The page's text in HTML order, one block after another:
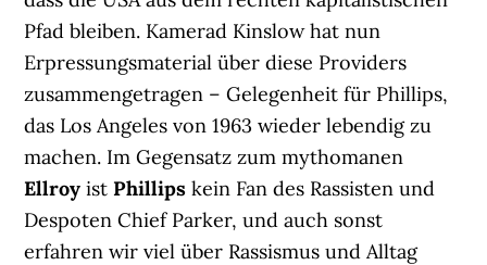
Pfad bleiben. Kamerad Kinslow hat nun
Erpressungsmaterial über diese Providers
zusammengetragen – Gelegenheit für Phillips,
das Los Angeles von 1963 wieder lebendig zu
machen. Im Gegensatz zum mythomanen
EllroyistPhillipskein Fan des Rassisten und
Despoten Chief Parker, und auch sonst
erfahren wir viel über Rassismus und Alltag